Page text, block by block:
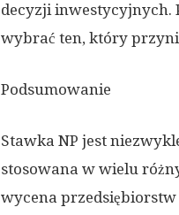
decyzji inwestycyjnych.
wybrać ten, który
Podsumowanie
Stawka NP jest
stosowana w wielu
wycena